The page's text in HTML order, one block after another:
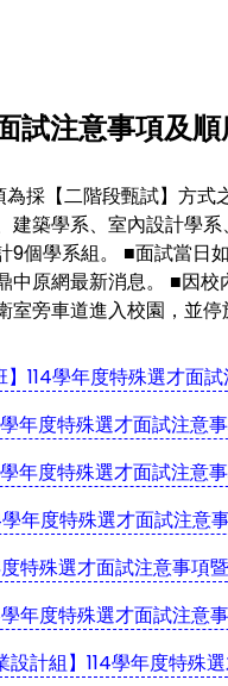
試注意事項及
為採【二階段甄試】方
建築學系、室內設計學
9個學系組。 ■面試當日
中原網最新消息。 ■因
室旁車道進入校園，並
114學年度特殊選才面
年度特殊選才面試注意
年度特殊選才面試注意
年度特殊選才面試注意
特殊選才面試注意事項
年度特殊選才面試注意
計組】114學年度特殊